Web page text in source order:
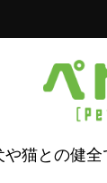
や猫との健